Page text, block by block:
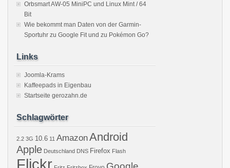
Orbsmart AW-05 MiniPC und Linux Mint / 64
Bit
Wie bekommt man Daten von der Garmin-
Sportuhr zu Google Fit und zu Pokémon Go?
Links
Joomla-Krams
Kaffeepads in Eigenbau
Startseite gerozahn.de
Schlagwörter
2.2 3G 10.6 11 AmazonAndroid
Apple Deutschland DNS Firefox Flash
Flickr